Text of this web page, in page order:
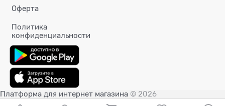
Оферта
Политика
конфиденциальности
Платформа для интернет магазина © 2026